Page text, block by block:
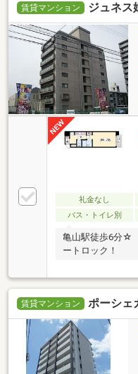
賃貸マンション ジュネス
礼金なし
バス・トイレ別
亀山駅徒歩6分☆
ートロック！
賃貸マンション ポーシェ